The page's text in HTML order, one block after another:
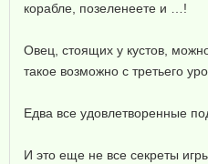
корабле, позеленеете и …!
Овец, стоящих у кустов,
такое возможно с третьего
Едва все удовлетворенные
И это еще не все секреты